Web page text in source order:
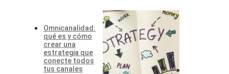
Omnicanalidad:
qué es y cómo
crear una
estrategia que
conecte todos
tus canales